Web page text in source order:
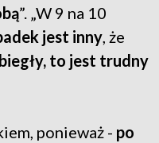
”. „W 9 na 10
jest inny, że
to jest trudny
ponieważ - po